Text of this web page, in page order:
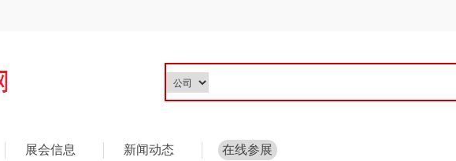
展会信息 新闻动态 在线参展